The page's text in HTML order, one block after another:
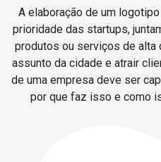
A elaboração de um
prioridade das startups,
produtos ou serviços de alta
assunto da cidade e atrair
de uma empresa deve ser
por que faz isso e como